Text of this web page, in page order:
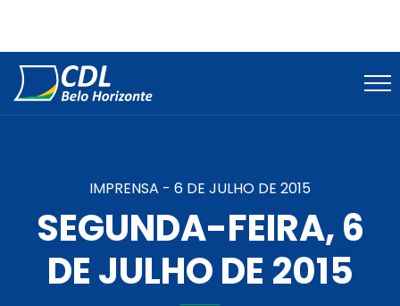
IMPRENSA - 6 DE JULHO DE 2015
SEGUNDA-FEIRA, 6
DE JULHO DE 2015